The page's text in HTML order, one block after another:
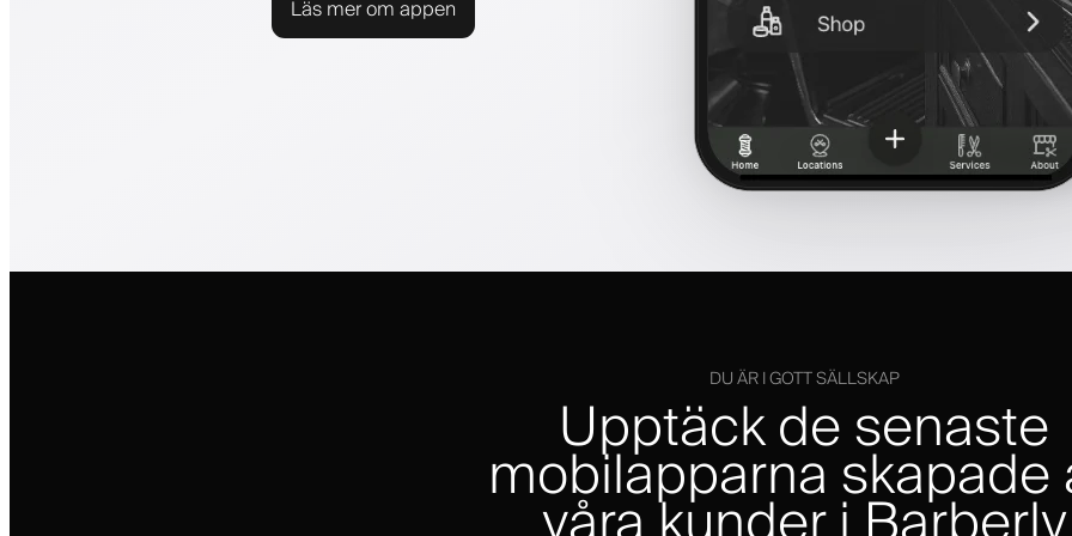
Läs mer om appen
DU ÄR I GOTT SÄLLSKAP
Upptäck de senaste
mobilapparna skapade